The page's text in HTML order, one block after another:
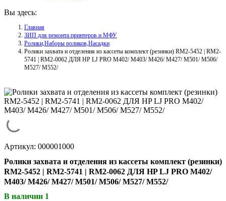
Вы здесь:
Главная
ЗИП для ремонта принтеров и МФУ
Ролики,Наборы роликов,Насадки
Ролики захвата и отделения из кассеты комплект (резинки) RM2-5452 | RM2-
5741 | RM2-0062 ДЛЯ HP LJ PRO M402/ M403/ M426/ M427/ M501/ M506/
M527/ M552/
Артикул: 000001000
Ролики захвата и отделения из кассеты комплект (резинки)
RM2-5452 | RM2-5741 | RM2-0062 ДЛЯ HP LJ PRO M402/
M403/ M426/ M427/ M501/ M506/ M527/ M552/
В наличии 1